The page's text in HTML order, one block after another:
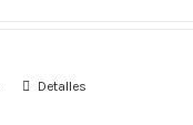
Detalles